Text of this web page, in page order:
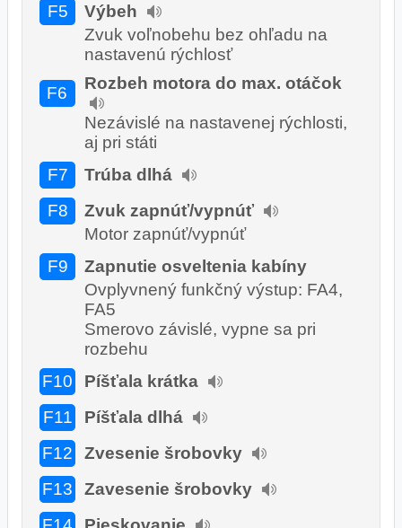
F5
Výbeh
Zvuk voľnobehu bez ohľadu na
nastavenú rýchlosť
F6
Rozbeh motora do max. otáčok
Nezávislé na nastavenej rýchlosti,
aj pri státi
F7
Trúba dlhá
F8
Zvuk zapnúť/vypnúť
Motor zapnúť/vypnúť
F9
Zapnutie osveltenia kabíny
Ovplyvnený funkčný výstup: FA4,
FA5
Smerovo závislé, vypne sa pri
rozbehu
F10
Píšťala krátka
F11
Píšťala dlhá
F12
Zvesenie šrobovky
F13
Zavesenie šrobovky